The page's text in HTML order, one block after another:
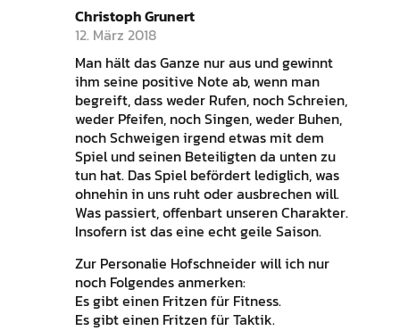
Christoph Grunert
12. März 2018
Man hält das Ganze nur aus und gewinnt
ihm seine positive Note ab, wenn man
begreift, dass weder Rufen, noch Schreien,
weder Pfeifen, noch Singen, weder Buhen,
noch Schweigen irgend etwas mit dem
Spiel und seinen Beteiligten da unten zu
tun hat. Das Spiel befördert lediglich, was
ohnehin in uns ruht oder ausbrechen will.
Was passiert, offenbart unseren Charakter.
Insofern ist das eine echt geile Saison.
Zur Personalie Hofschneider will ich nur
noch Folgendes anmerken:
Es gibt einen Fritzen für Fitness.
Es gibt einen Fritzen für Taktik.